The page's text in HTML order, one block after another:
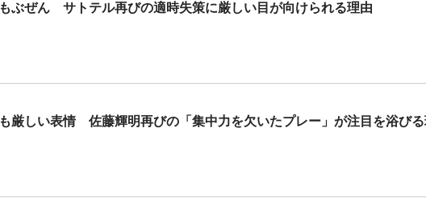
もぶぜん サトテル再びの適時失策に厳しい目が向けられる理由
も厳しい表情 佐藤輝明再びの「集中力を欠いたプレー」が注目を浴び